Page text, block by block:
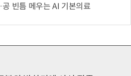
공 빈틈 메우는 AI 기본의료